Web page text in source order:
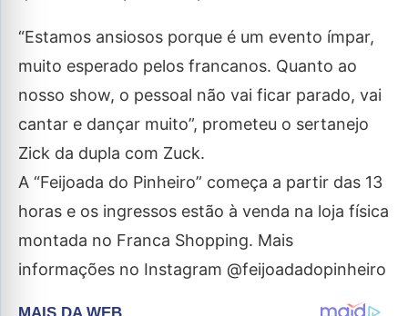
“Estamos ansiosos porque é um evento ímpar,
muito esperado pelos francanos. Quanto ao
nosso show, o pessoal não vai ficar parado, vai
cantar e dançar muito”, prometeu o sertanejo
Zick da dupla com Zuck.
A “Feijoada do Pinheiro” começa a partir das 13
horas e os ingressos estão à venda na loja física
montada no Franca Shopping. Mais
informações no Instagram @feijoadadopinheiro